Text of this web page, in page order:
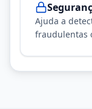
Ajuda a
fraudulentas